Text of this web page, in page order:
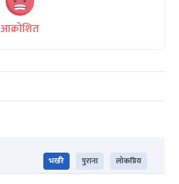
आक्रोशित
भर्खरै पुराना लोकप्रिय